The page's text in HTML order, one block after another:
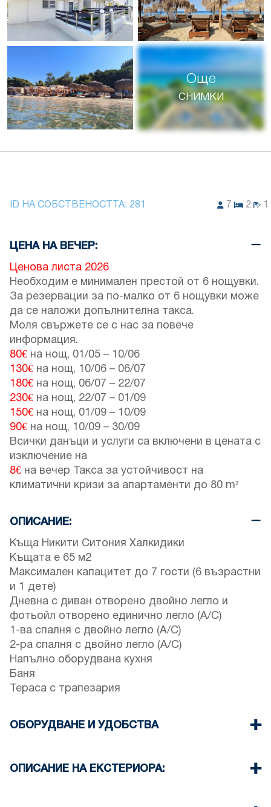
Още
снимки
ID НА СОБСТВЕНОСТТА: 281 7 2
ЦЕНА НА ВЕЧЕР:
Ценова листа 2026
Необходим е минимален престой от 6 нощувки.
За резервации за по-малко от 6 нощувки може
да се наложи допълнителна такса.
Моля свържете се с нас за повече
информация.
80€ на нощ, 01/05 – 10/06
130€ на нощ, 10/06 – 06/07
180€ на нощ, 06/07 – 22/07
230€ на нощ, 22/07 – 01/09
150€ на нощ, 01/09 – 10/09
90€ на нощ, 10/09 – 30/09
Всички данъци и услуги са включени в цената с
изключение на
8€ на вечер Такса за устойчивост на
климатични кризи за апартаменти до 80 m²
ОПИСАНИЕ:
Къща Никити Ситония Халкидики
Къщата е 65 м2
Максимален капацитет до 7 гости (6 възрастни
и 1 дете)
Дневна с диван отворено двойно легло и
фотьойл отворено единично легло (A/C)
1-ва спалня с двойно легло (A/C)
2-ра спалня с двойно легло (A/C)
Напълно оборудвана кухня
Баня
Тераса с трапезария
ОБОРУДВАНЕ И УДОБСТВА
Три Климатика
ОПИСАНИЕ НА ЕКСТЕРИОРА: